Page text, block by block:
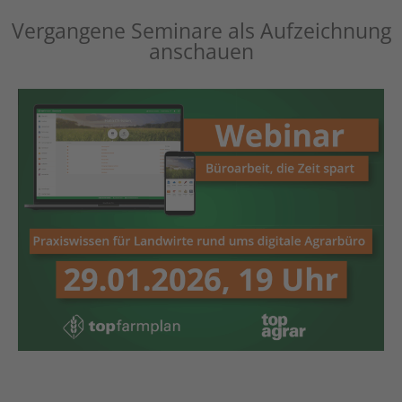
Vergangene Seminare als Aufzeichnung
anschauen